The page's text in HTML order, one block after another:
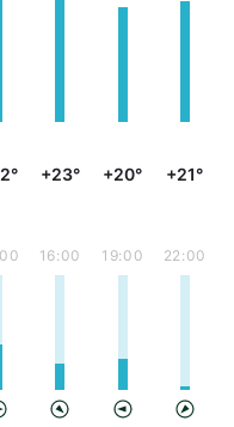
+23° +20° +21°
16:00 19:00 22:00